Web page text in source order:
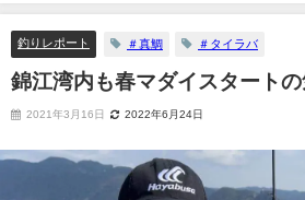
釣りレポート ＃真鯛 ＃タイラバ
錦江湾内も春マダイスタートの
2021年3月16日 2022年6月24日